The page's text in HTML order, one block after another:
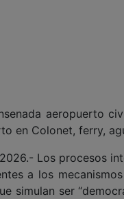
aeropuerto
en Colonet, ferry,
Los procesos
a los
simulan ser